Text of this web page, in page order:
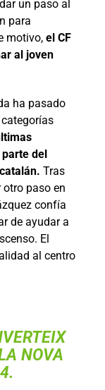
un paso al
para
motivo, el CF
al joven
ha pasado
del
Tras
paso en
confía
de ayudar a
El
al centro
NOVA